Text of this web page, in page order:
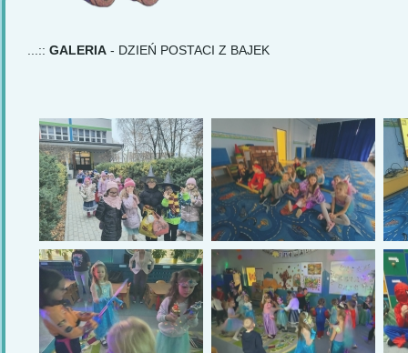
...:: GALERIA - DZIEŃ POSTACI Z BAJEK